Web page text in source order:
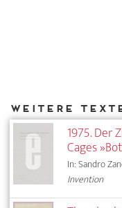
1975. Der
Cages
In: Sandro
Invention